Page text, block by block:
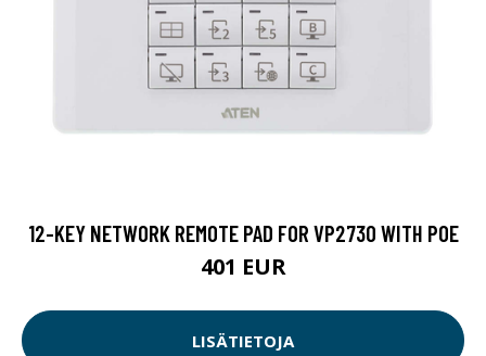
12-KEY NETWORK REMOTE PAD FOR VP2730 WITH POE
401 EUR
LISÄTIETOJA